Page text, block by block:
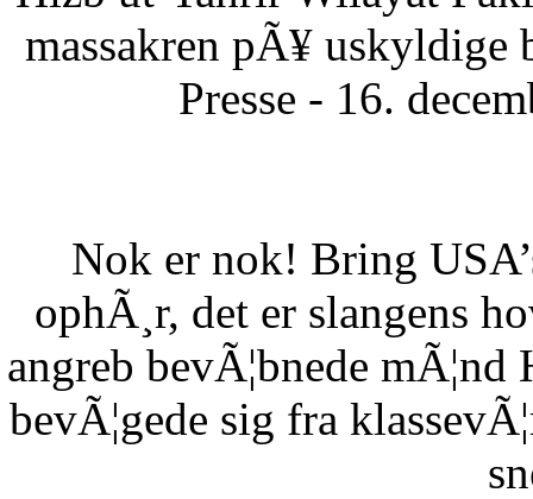
massakren pÃ¥ uskyldige
Presse - 16.
Nok er nok! Bring
ophÃ¸r, det er slangens
angreb bevÃ¦bnede
bevÃ¦gede sig fra